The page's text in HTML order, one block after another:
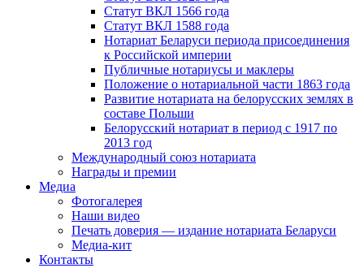
Статут ВКЛ 1566 года
Статут ВКЛ 1588 года
Нотариат Беларуси периода присоединения
к Российской империи
Публичные нотариусы и маклеры
Положение о нотариальной части 1863 года
Развитие нотариата на белорусских землях в
составе Польши
Белорусский нотариат в период с 1917 по
2013 год
Международный союз нотариата
Награды и премии
Медиа
Фотогалерея
Наши видео
Печать доверия — издание нотариата Беларуси
Медиа-кит
Контакты